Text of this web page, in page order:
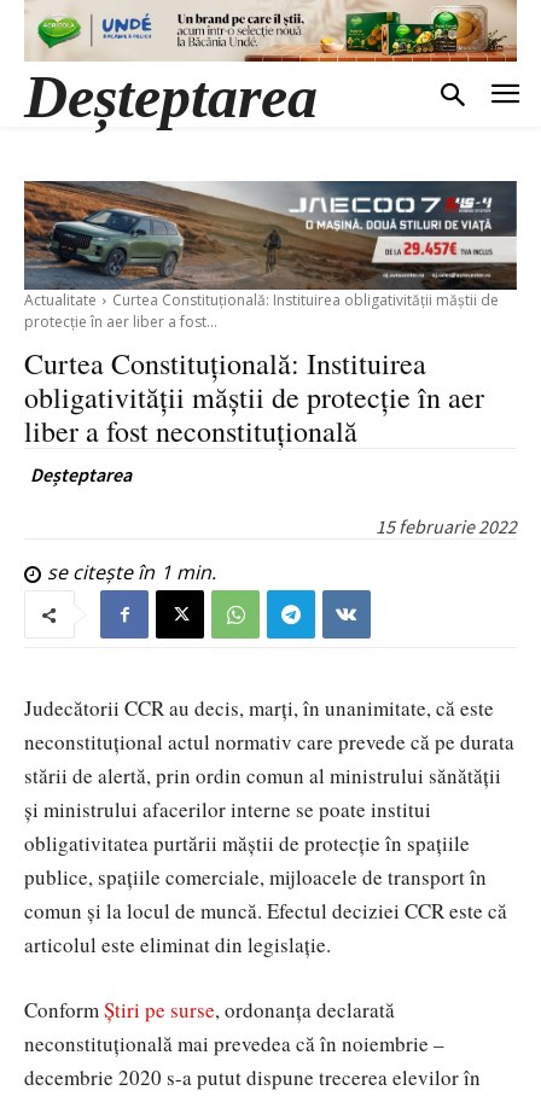
Deșteptarea
Actualitate
Curtea Constituțională: Instituirea obligativității măștii de
protecție în aer liber a fost...
Curtea Constituțională: Instituirea
obligativității măștii de protecție în aer
liber a fost neconstituțională
Deșteptarea
15 februarie 2022
se citește în 1 min.
Judecătorii CCR au decis, marți, în unanimitate, că este
neconstituțional actul normativ care prevede că pe durata
stării de alertă, prin ordin comun al ministrului sănătății
și ministrului afacerilor interne se poate institui
obligativitatea purtării măștii de protecție în spațiile
publice, spațiile comerciale, mijloacele de transport în
comun și la locul de muncă. Efectul deciziei CCR este că
articolul este eliminat din legislație.
ConformȘtiri pe surse, ordonanța declarată
neconstituțională mai prevedea că în noiembrie –
decembrie 2020 s-a putut dispune trecerea elevilor în